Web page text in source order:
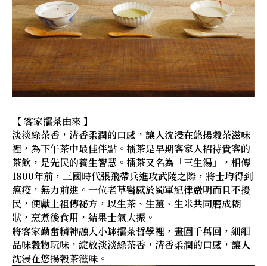
【 客家擂茶由來 】
淡淡綠茶香，清香柔潤的口感，讓人沈浸在悠揚穀茶滋味
裡，為下午茶中最佳伴點。擂茶是早期客家人招待貴客的
茶飲，是先民的養生智慧。擂茶又名為「三生湯」，相傳
1800年前，三國時代張飛帶兵進攻武陵之際，將士均得到
瘟疫，無力前進。一位老草醫感於蜀軍紀律嚴明而且不擾
民，便獻上祖傳祕方，以生茶、生薑、生米共同磨成糊
狀，烹煮後食用，結果士氣大振。
將客家勤奮精神融入小缽擂茶哲學裡，畫圓千萬回，細細
品味穀物玩味，綻放淡淡綠茶香，清香柔潤的口感，讓人
沈浸在悠揚穀茶滋味。